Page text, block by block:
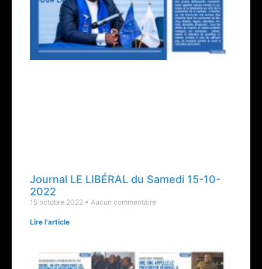
Journal LE LIBÉRAL du Samedi 15-10-
2022
15 octobre 2022 Aucun commentaire
Lire l'article